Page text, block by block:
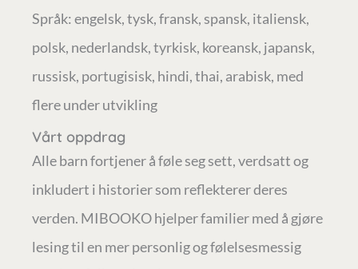
Språk: engelsk, tysk, fransk, spansk, italiensk,
polsk, nederlandsk, tyrkisk, koreansk, japansk,
russisk, portugisisk, hindi, thai, arabisk, med
flere under utvikling
Vårt oppdrag
Alle barn fortjener å føle seg sett, verdsatt og
inkludert i historier som reflekterer deres
verden. MIBOOKO hjelper familier med å gjøre
lesing til en mer personlig og følelsesmessig